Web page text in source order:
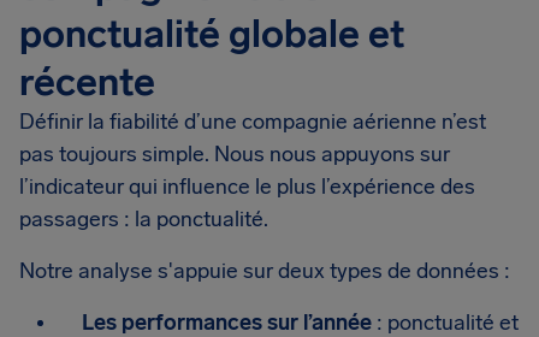
ponctualité globale et
récente
Définir la fiabilité d’une compagnie aérienne n’est
pas toujours simple. Nous nous appuyons sur
l’indicateur qui influence le plus l’expérience des
passagers : la ponctualité.
Notre analyse s'appuie sur deux types de données :
Les performances sur l’année : ponctualité et